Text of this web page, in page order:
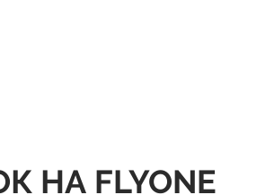
НА FLYONE